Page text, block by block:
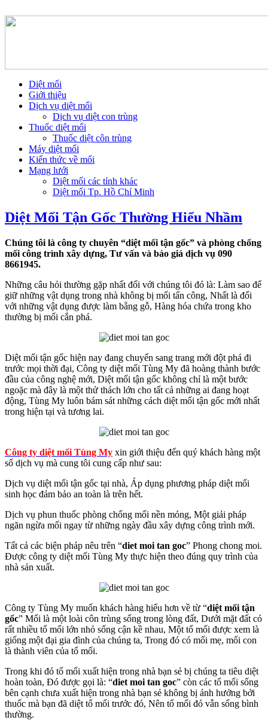
Diệt mối
Giới thiệu
Dịch vụ diệt mối
Dịch vụ diệt con trùng
Thuốc diệt mối
Thuốc diệt côn trùng
Máy diệt mối
Kiến thức về mối
Mạng lưới
Diệt mối các tỉnh khác
Diệt mối Tp. Hồ Chí Minh
Diệt Mối Tận Gốc Thường Hiểu Nhầm
Chúng tôi là công ty chuyên “diệt mối tận gốc” và phòng chống
mối công trình xây dựng, Tư vấn và báo giá dịch vụ 090
8661945.
Những câu hỏi thường gặp nhất đối với chúng tôi đó là: Làm sao để
giữ những vật dụng trong nhà không bị mối tấn công, Nhất là đối
với những vật dụng được làm bẵng gỗ, Hàng hóa chứa trong kho
thường bị mối cắn phá.
Diệt mối tận gốc hiện nay đang chuyển sang trang mới đột phá đi
trước mọi thời đại, Công ty diệt mối Tùng My đã hoàng thành bước
đầu của công nghệ mới, Diệt mối tận gốc không chỉ là một bước
ngoặc mà đây là một thử thách lớn cho tất cả những ai đang hoạt
động, Tùng My luôn bám sát những cách diệt mối tận gốc mới nhất
trong hiện tại và tương lai.
Công ty diệt mối Tùng My xin giới thiệu đến quý khách hàng một
số dịch vụ mà cung tôi cung cấp như sau:
Dịch vụ diệt mối tận gốc tại nhà, Áp dụng phương pháp diệt mối
sinh học đảm bảo an toàn là trên hết.
Dịch vụ phun thuốc phòng chống mối nền móng, Một giải pháp
ngăn ngừa mối ngay từ những ngày đầu xây dựng công trình mới.
Tất cả các biện pháp nêu trên “diet moi tan goc” Phong chong moi.
Được công ty diệt mối Tùng My thực hiện theo đúng quy trình của
nhà sản xuất.
Công ty Tùng My muốn khách hàng hiểu hơn về từ “diệt mối tận
gốc” Mối là một loài côn trùng sống trong lòng đất, Dưới mặt đất có
rất nhiều tổ mối lớn nhỏ sống cận kề nhau, Một tổ mối được xem là
giống một đại gia đình của chúng ta, Trong đó có mối mẹ, mối con
là thành viên của tổ mối.
Trong khi đó tổ mối xuất hiện trong nhà bạn sẻ bị chúng ta tiêu diệt
hoàn toàn, Đó được gọi là: “diet moi tan goc” còn các tổ mối sống
bên cạnh chưa xuất hiện trong nhà bạn sẻ không bị ảnh hưởng bởi
thuốc mà bạn đã diệt tổ mối trước đó, Nên tổ mối đó vẫn sống bình
thường.